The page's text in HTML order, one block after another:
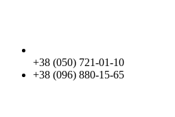
+38 (050) 721-01-10
+38 (096) 880-15-65